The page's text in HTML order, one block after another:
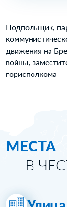
Подпольщик,
движения на
войны,
горисполкома
МЕСТА
В